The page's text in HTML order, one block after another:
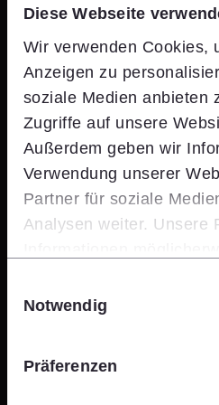
Diese Webseite
Wir verwenden Cookies,
Anzeigen zu
soziale Medien anbieten
Zugriffe auf unsere
Außerdem geben wir
Verwendung unserer
Partner für soziale
Analysen weiter. Unsere
haben oder die sie im
Notwendig
Präferenzen
ehrgeizigen Ziele
verbessern wir
Lebensqualität
sondern sind Teil
es um die
Klimawandels und
Heimo Scheuch